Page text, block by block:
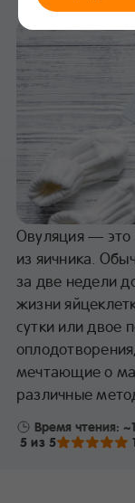
Овуляция — это
из яичника.
за две недели
жизни
сутки или двое
мечтающие о
различные
Время чтения:
5 из 5
1